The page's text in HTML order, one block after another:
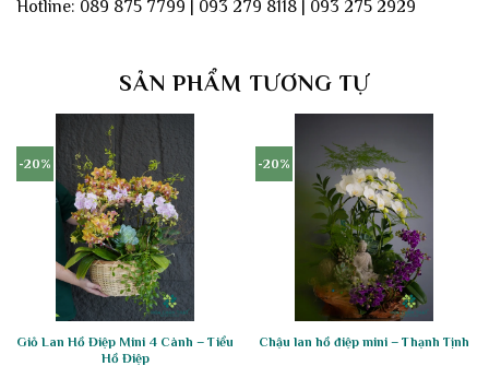
Hotline: 089 875 7799 | 093 279 8118 | 093 275 2929
SẢN PHẨM TƯƠNG TỰ
-20%
Giỏ Lan Hồ Điệp Mini 4 Cành – Tiểu
Hồ Điệp
-20%
Chậu lan hồ điệp mini – Thạnh Tịnh